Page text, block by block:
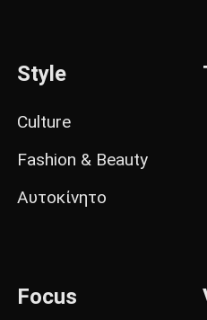
Style
Culture
Fashion & Beauty
Αυτοκίνητο
Focus